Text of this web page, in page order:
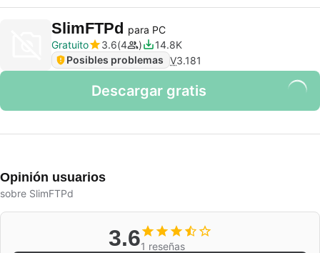
SlimFTPd para PC
Gratuito
3.6 4
14.8K
Posibles problemas V3.181
Descargar gratis
Opinión usuarios
sobre SlimFTPd
3.61 reseñas